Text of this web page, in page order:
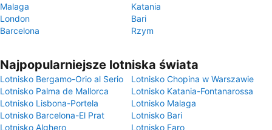
Malaga
Katania
London
Bari
Barcelona
Rzym
Najpopularniejsze lotniska świata
Lotnisko Bergamo-Orio al Serio
Lotnisko Chopina w Warszawie
Lotnisko Palma de Mallorca
Lotnisko Katania-Fontanarossa
Lotnisko Lisbona-Portela
Lotnisko Malaga
Lotnisko Barcelona-El Prat
Lotnisko Bari
Lotnisko Alghero
Lotnisko Faro